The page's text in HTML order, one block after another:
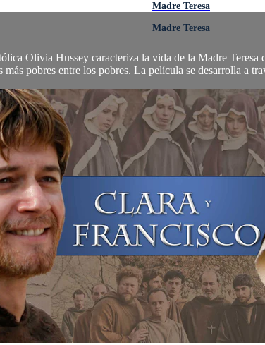
Madre Teresa
Madre Teresa
Olivia Hussey caracteriza la vida de la Madre
más pobres entre los pobres. La película se desarrolla a